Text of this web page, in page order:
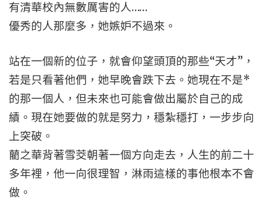
有清華校內無數厲害的人……
優秀的人那麼多，她嫉妒不過來。
站在一個新的位子，就會仰望頭頂的那些“天才”，
若是只看著他們，她早晚會跌下去。她現在不是*
的那一個人，但未來也可能會做出屬於自己的成
績。現在她要做的就是努力，穩紮穩打，一步步向
上突破。
藺之華背著雪茭朝著一個方向走去，人生的前二十
多年裡，他一向很理智，淋雨這樣的事他根本不會
做。